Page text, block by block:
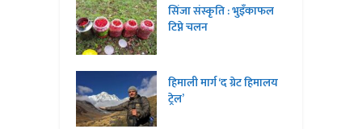
सिंजा संस्कृति : भुइँकाफल
टिप्ने चलन
हिमाली मार्ग ‘द ग्रेट हिमालय
ट्रेल’